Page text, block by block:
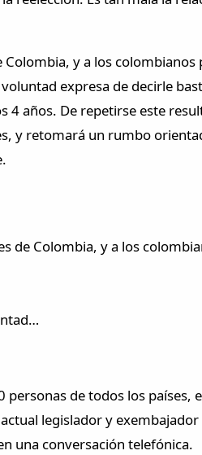
Colombia, y a los
expresa de decirle
4 años. De repetirse este
y retomará un rumbo
de Colombia, y a los
de todos los países,
legislador y
una conversación telefónica.